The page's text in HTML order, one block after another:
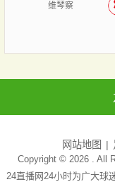
维琴察
网站地图
Copyright © 2026 . All
24直播网24小时为广大球